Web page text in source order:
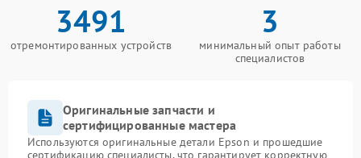
3491
отремонтированных устройств
3
минимальный опыт работы
специалистов
Оригинальные запчасти и
сертифицированные мастера
Используются оригинальные детали Epson и прошедшие
сертификацию специалисты, что гарантирует корректную